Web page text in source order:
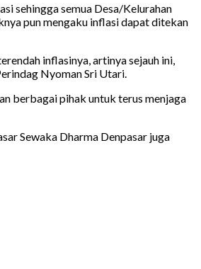
sehingga semua Desa/Kelurahan
pun mengaku inflasi dapat ditekan
inflasinya, artinya sejauh ini,
Nyoman Sri Utari.
berbagai pihak untuk terus menjaga
Sewaka Dharma Denpasar juga